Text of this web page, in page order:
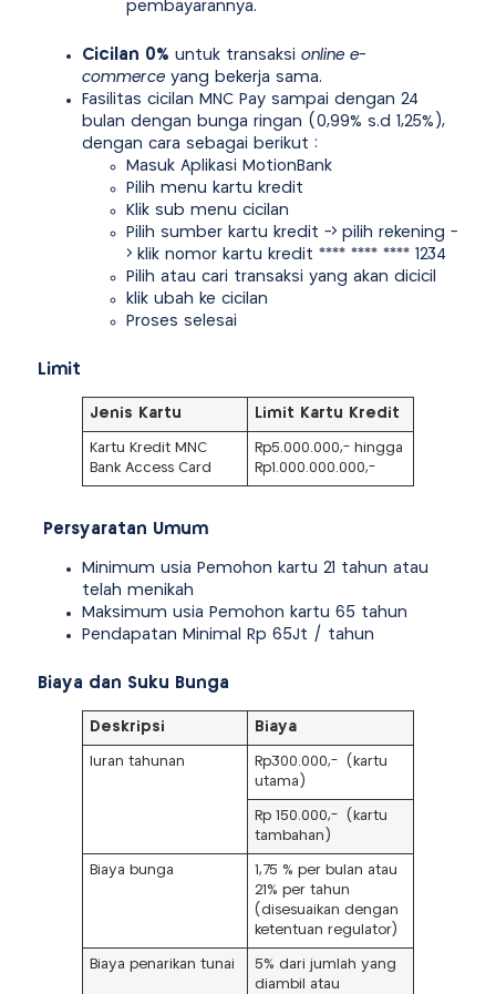
pembayarannya.
Cicilan 0% untuk transaksi online e-
commerce yang bekerja sama.
Fasilitas cicilan MNC Pay sampai dengan 24
bulan dengan bunga ringan (0,99% s.d 1,25%),
dengan cara sebagai berikut :
Masuk Aplikasi MotionBank
Pilih menu kartu kredit
Klik sub menu cicilan
Pilih sumber kartu kredit -> pilih rekening -
> klik nomor kartu kredit **** **** **** 1234
Pilih atau cari transaksi yang akan dicicil
klik ubah ke cicilan
Proses selesai
Limit
Jenis Kartu Limit Kartu Kredit
Kartu Kredit MNC
Bank Access Card
Rp5.000.000,- hingga
Rp1.000.000.000,-
Persyaratan Umum
Minimum usia Pemohon kartu 21 tahun atau
telah menikah
Maksimum usia Pemohon kartu 65 tahun
Pendapatan Minimal Rp 65Jt / tahun
Biaya dan Suku Bunga
Deskripsi Biaya
Iuran tahunan
Rp300.000,- (kartu
utama)
Rp 150.000,- (kartu
tambahan)
Biaya bunga
1,75 % per bulan atau
21% per tahun
(disesuaikan dengan
ketentuan regulator)
Biaya penarikan tunai
5% dari jumlah yang
diambil atau